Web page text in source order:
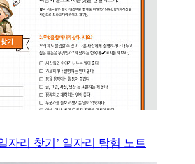
자리 찾기’ 일자리 탐험 노트